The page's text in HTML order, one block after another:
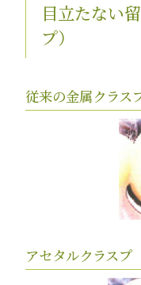
目立たない
プ）
従来の金属クラス
アセタルクラスプ